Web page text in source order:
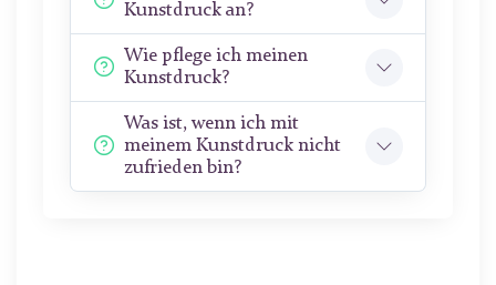
Kunstdruck an?
Wie pflege ich meinen
Kunstdruck?
Was ist, wenn ich mit
meinem Kunstdruck nicht
zufrieden bin?